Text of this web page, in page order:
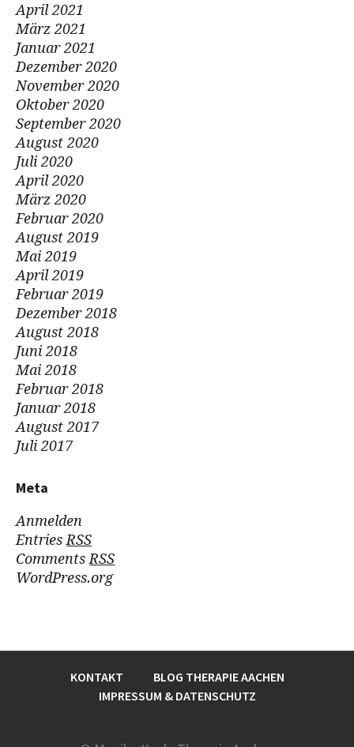
April 2021
März 2021
Januar 2021
Dezember 2020
November 2020
Oktober 2020
September 2020
August 2020
Juli 2020
April 2020
März 2020
Februar 2020
August 2019
Mai 2019
April 2019
Februar 2019
Dezember 2018
August 2018
Juni 2018
Mai 2018
Februar 2018
Januar 2018
August 2017
Juli 2017
Meta
Anmelden
Entries RSS
Comments RSS
WordPress.org
KONTAKT
BLOG THERAPIE AACHEN
IMPRESSUM & DATENSCHUTZ